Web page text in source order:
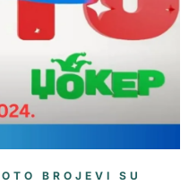
BROJEVI SU